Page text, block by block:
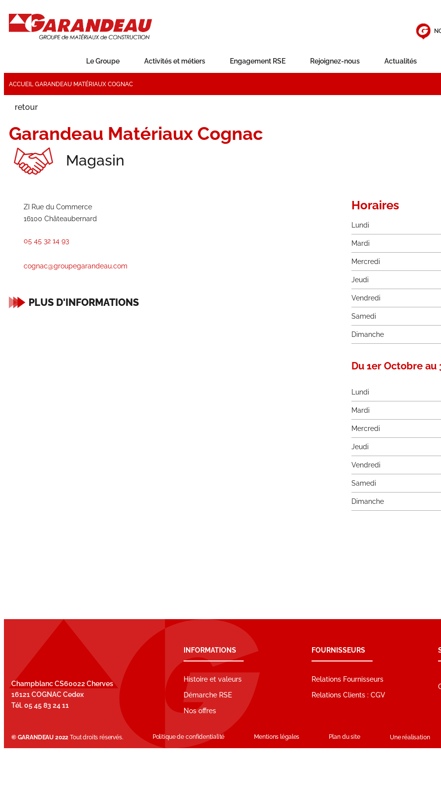
Le Groupe Activités et métiers Engagement RSE Rejoignez-nous Actualités
ACCUEIL GARANDEAU MATÉRIAUX COGNAC
retour
Garandeau Matériaux Cognac
Magasin
ZI Rue du Commerce
16100 Châteaubernard
05 45 32 14 93
cognac@groupegarandeau.com
PLUS D'INFORMATIONS
Horaires
Lundi
Mardi
Mercredi
Jeudi
Vendredi
Samedi
Dimanche
Du 1er Octobre au
Lundi
Mardi
Mercredi
Jeudi
Vendredi
Samedi
Dimanche
Champblanc CS60022 Cherves
16121 COGNAC Cedex
Tél. 05 45 83 24 11
INFORMATIONS
Histoire et valeurs
Démarche RSE
Nos offres
FOURNISSEURS
Relations Fournisseurs
Relations Clients : CGV
© GARANDEAU 2022 Tout droits réservés. Politique de confidentialité Mentions légales Plan du site Une réalisation